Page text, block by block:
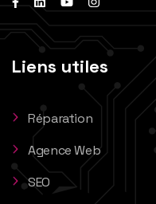
Liens utiles
Réparation
Agence Web
SEO